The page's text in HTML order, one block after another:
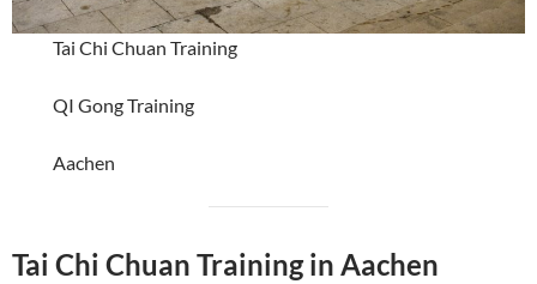
Tai Chi Chuan Training
QI Gong Training
Aachen
Tai Chi Chuan Training in Aachen